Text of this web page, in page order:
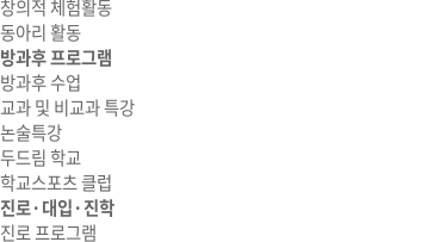
창의적 체험활동
동아리 활동
방과후 프로그램
방과후 수업
교과 및 비교과 특강
논술특강
두드림 학교
학교스포츠 클럽
진로·대입·진학
진로 프로그램